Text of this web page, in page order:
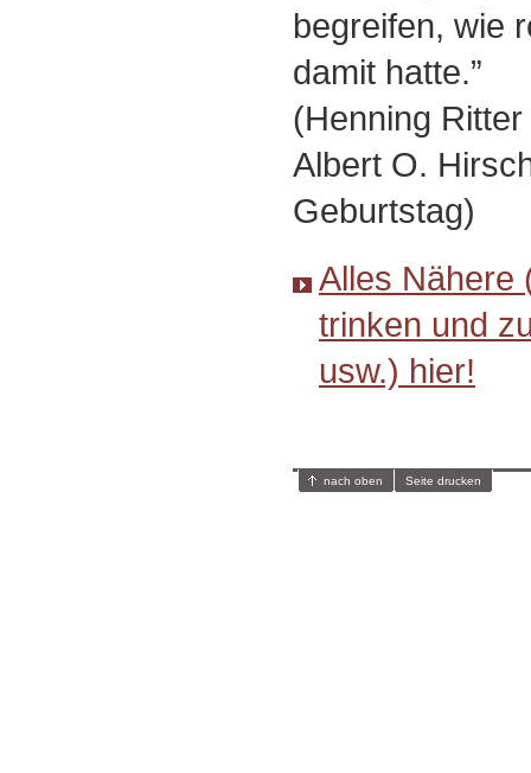
begreifen, wie
damit hatte.”
(Henning
Albert O.
Geburtstag)
Alles Nähere
trinken und
usw.) hier!
nach oben Seite drucken